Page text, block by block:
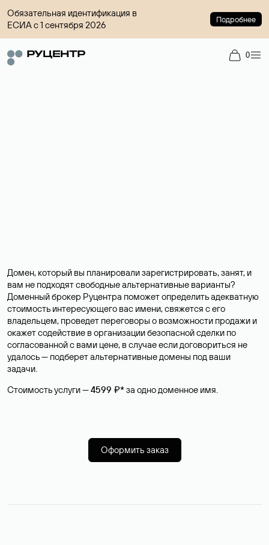
Обязательная идентификация в
ЕСИА с 1 сентября 2026
Подробнее
0
Домен, который вы планировали зарегистрировать, занят, и
вам не подходят свободные альтернативные варианты?
Доменный брокер Руцентра поможет определить адекватную
стоимость интересующего вас имени, свяжется с его
владельцем, проведет переговоры о возможности продажи и
окажет содействие в организации безопасной сделки по
согласованной с вами цене, в случае если договориться не
удалось — подберет альтернативные домены под ваши
задачи.
Стоимость услуги —4599 ₽*за одно доменное имя.
Оформить заказ